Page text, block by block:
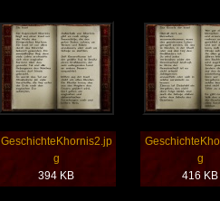
GeschichteKhornis2.jp
g
394 KB
g
416 KB